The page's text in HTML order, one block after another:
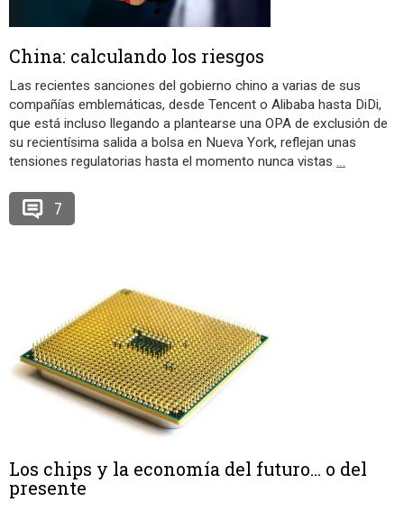
China: calculando los riesgos
Las recientes sanciones del gobierno chino a varias de sus
compañías emblemáticas, desde Tencent o Alibaba hasta DiDi,
que está incluso llegando a plantearse una OPA de exclusión de
su recientísima salida a bolsa en Nueva York, reflejan unas
tensiones regulatorias hasta el momento nunca vistas …
7
Los chips y la economía del futuro… o del
presente